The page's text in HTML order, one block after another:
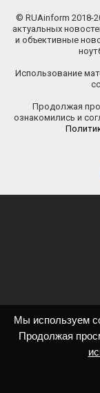
© RUAinform 2018-
актуальных
и объективные
Использование
Продолжая
ознакомились и
Мы используем
Продолжая